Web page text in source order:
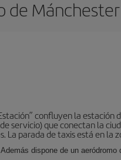
de Mánchester
confluyen la
que conectan la
parada de taxis está en la
dispone de un